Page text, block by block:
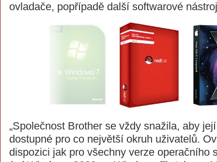
ovladače, popřípadě další softwarové
„Společnost Brother se vždy snažila, aby
dostupné pro co největší okruh uživatelů.
dispozici jak pro všechny verze operačního